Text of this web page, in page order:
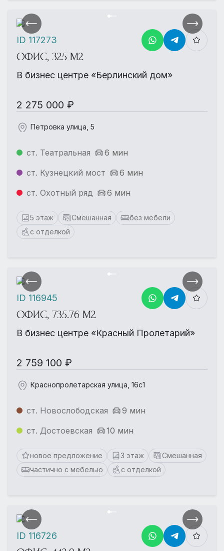
ОФИС, 325 М2
В бизнес центре «Берлинский дом»
2 275 000 ₽
Петровка улица, 5
ст. Театральная
6 мин
ст. Кузнецкий мост
6 мин
ст. Охотный ряд
6 мин
5 этаж Смешанная
без мебели
с отделкой
ID 117273
ОФИС, 735.76 М2
В бизнес центре «Красный Пролетарий»
2 759 100 ₽
Краснопролетарская улица, 16с1
ст. Новослободская
9 мин
ст. Достоевская
10 мин
новое предложение 3 этаж
Смешанная
частично с мебелью
с отделкой
ID 116945
ID 116726